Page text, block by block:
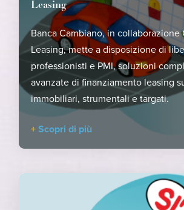
Leasing
Banca Cambiano, in collaborazione
Leasing, mette a disposizione di
professionisti e PMI, soluzioni
avanzate di finanziamento leasing
immobiliari, strumentali e targati.
Scopri di più